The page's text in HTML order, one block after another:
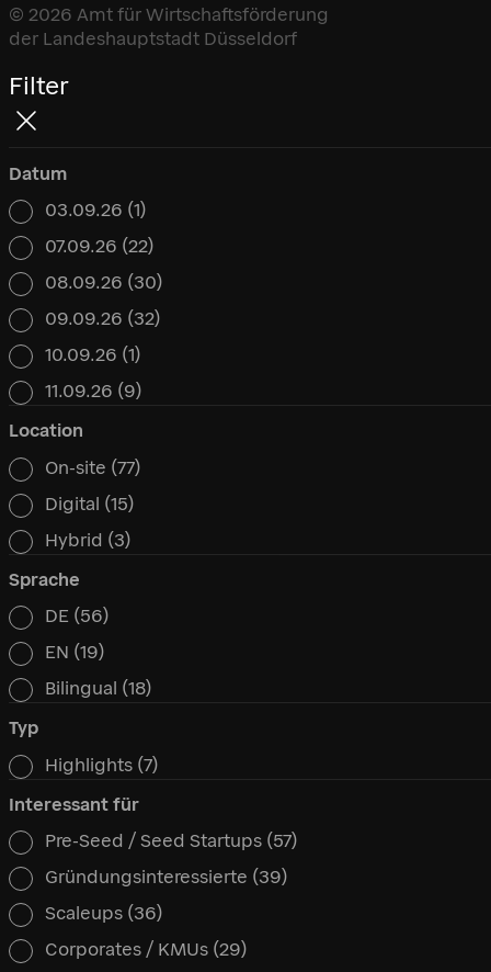
© 2026 Amt für Wirtschaftsförderung
der Landeshauptstadt Düsseldorf
Filter
Datum
Datum
03.09.26 (1)
07.09.26 (22)
08.09.26 (30)
09.09.26 (32)
10.09.26 (1)
11.09.26 (9)
Location
Location
On-site (77)
Digital (15)
Hybrid (3)
Sprache
Sprache
DE (56)
EN (19)
Bilingual (18)
Typ
Typ
Highlights (7)
Interessant für
Interessant für
Pre-Seed / Seed Startups (57)
Gründungsinteressierte (39)
Scaleups (36)
Corporates / KMUs (29)